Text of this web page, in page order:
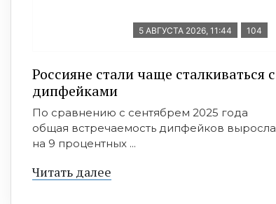
5 АВГУСТА 2026, 11:44 104
Россияне стали чаще сталкиваться с
дипфейками
По сравнению с сентябрем 2025 года
общая встречаемость дипфейков выросла
на 9 процентных ...
Читать далее